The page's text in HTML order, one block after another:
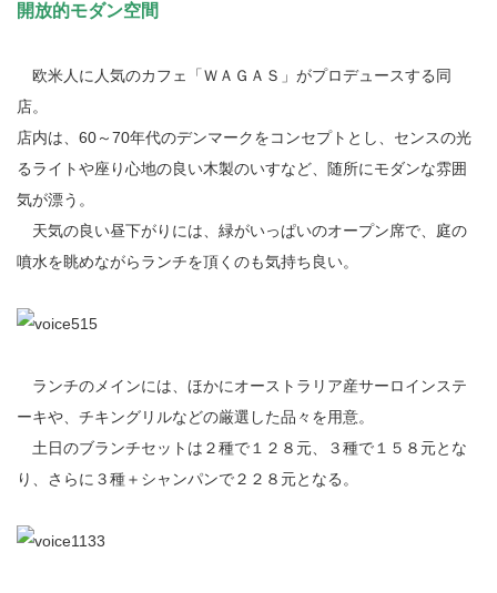
開放的モダン空間
欧米人に人気のカフェ「ＷＡＧＡＳ」がプロデュースする同
店。
店内は、60～70年代のデンマークをコンセプトとし、センスの光
るライトや座り心地の良い木製のいすなど、随所にモダンな雰囲
気が漂う。
天気の良い昼下がりには、緑がいっぱいのオープン席で、庭の
噴水を眺めながらランチを頂くのも気持ち良い。
ランチのメインには、ほかにオーストラリア産サーロインステ
ーキや、チキングリルなどの厳選した品々を用意。
土日のブランチセットは２種で１２８元、３種で１５８元とな
り、さらに３種＋シャンパンで２２８元となる。